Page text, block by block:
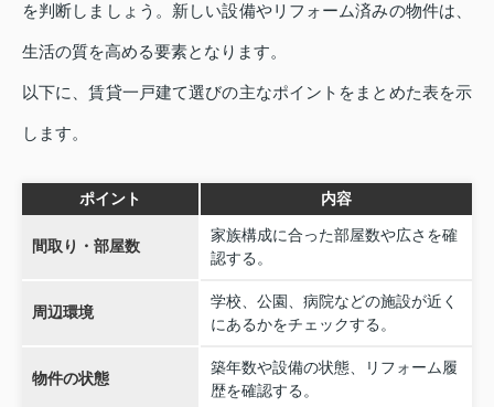
を判断しましょう。新しい設備やリフォーム済みの物件は、
生活の質を高める要素となります。
以下に、賃貸一戸建て選びの主なポイントをまとめた表を示
します。
ポイント 内容
間取り・部屋数
家族構成に合った部屋数や広さを確
認する。
周辺環境
学校、公園、病院などの施設が近く
にあるかをチェックする。
物件の状態
築年数や設備の状態、リフォーム履
歴を確認する。